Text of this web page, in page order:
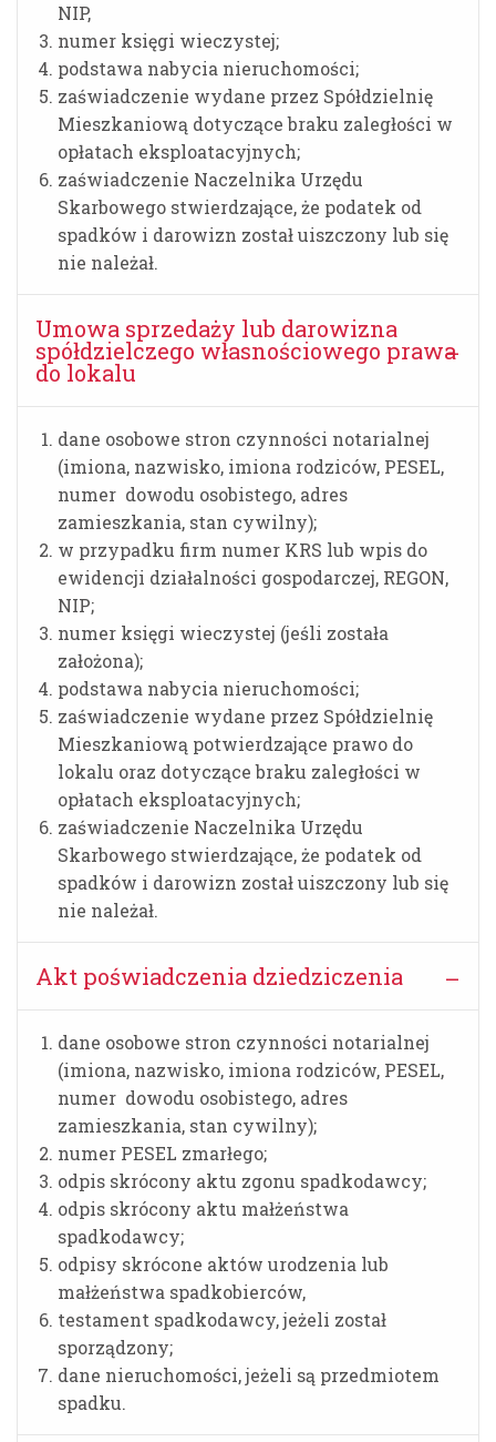
NIP,
numer księgi wieczystej;
podstawa nabycia nieruchomości;
zaświadczenie wydane przez Spółdzielnię
Mieszkaniową dotyczące braku zaległości w
opłatach eksploatacyjnych;
zaświadczenie Naczelnika Urzędu
Skarbowego stwierdzające, że podatek od
spadków i darowizn został uiszczony lub się
nie należał.
Umowa sprzedaży lub darowizna
spółdzielczego własnościowego prawa
do lokalu
dane osobowe stron czynności notarialnej
(imiona, nazwisko, imiona rodziców, PESEL,
numer dowodu osobistego, adres
zamieszkania, stan cywilny);
w przypadku firm numer KRS lub wpis do
ewidencji działalności gospodarczej, REGON,
NIP;
numer księgi wieczystej (jeśli została
założona);
podstawa nabycia nieruchomości;
zaświadczenie wydane przez Spółdzielnię
Mieszkaniową potwierdzające prawo do
lokalu oraz dotyczące braku zaległości w
opłatach eksploatacyjnych;
zaświadczenie Naczelnika Urzędu
Skarbowego stwierdzające, że podatek od
spadków i darowizn został uiszczony lub się
nie należał.
Akt poświadczenia dziedziczenia
dane osobowe stron czynności notarialnej
(imiona, nazwisko, imiona rodziców, PESEL,
numer dowodu osobistego, adres
zamieszkania, stan cywilny);
numer PESEL zmarłego;
odpis skrócony aktu zgonu spadkodawcy;
odpis skrócony aktu małżeństwa
spadkodawcy;
odpisy skrócone aktów urodzenia lub
małżeństwa spadkobierców,
testament spadkodawcy, jeżeli został
sporządzony;
dane nieruchomości, jeżeli są przedmiotem
spadku.